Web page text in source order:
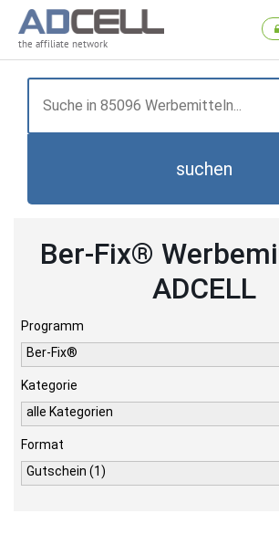
the affiliate network
suchen
Ber-Fix®
ADCELL
Programm
Ber-Fix®
Kategorie
alle Kategorien
Format
Gutschein (1)